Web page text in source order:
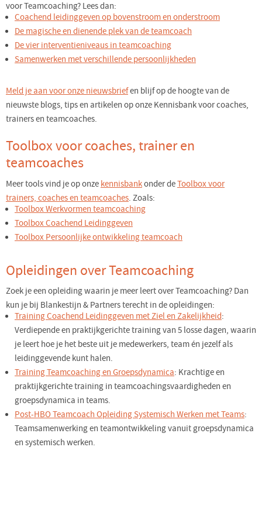
voor Teamcoaching? Lees dan:
Coachend leidinggeven op bovenstroom en onderstroom
De magische en dienende plek van de teamcoach
De vier interventieniveaus in teamcoaching
Samenwerken met verschillende persoonlijkheden
Meld je aan voor onze nieuwsbriefen blijf op de hoogte van de
nieuwste blogs, tips en artikelen op onze Kennisbank voor coaches,
trainers en teamcoaches.
Toolbox voor coaches, trainer en
teamcoaches
Meer tools vind je op onze kennisbankonder deToolbox voor
trainers, coaches en teamcoaches. Zoals:
Toolbox Werkvormen teamcoaching
Toolbox Coachend Leidinggeven
Toolbox Persoonlijke ontwikkeling teamcoach
Opleidingen over Teamcoaching
Zoek je een opleiding waarin je meer leert over Teamcoaching? Dan
kun je bij Blankestijn & Partners terecht in de opleidingen:
Training Coachend Leidinggeven met Ziel en Zakelijkheid:
Verdiepende en praktijkgerichte training van 5 losse dagen, waarin
je leert hoe je het beste uit je medewerkers, team én jezelf als
leidinggevende kunt halen.
Training Teamcoaching en Groepsdynamica: Krachtige en
praktijkgerichte training in teamcoachingsvaardigheden en
groepsdynamica in teams.
Post-HBO Teamcoach Opleiding Systemisch Werken met Teams:
Teamsamenwerking en teamontwikkeling vanuit groepsdynamica
en systemisch werken.